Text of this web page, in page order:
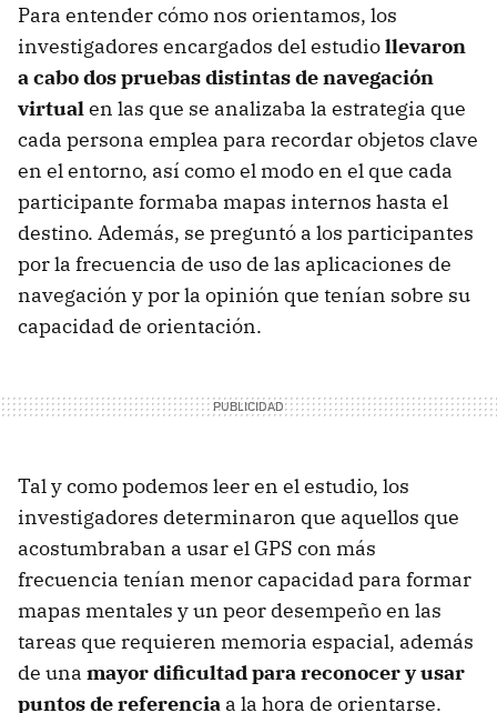
Para entender cómo nos orientamos, los
investigadores encargados del estudiollevaron
a cabo dos pruebas distintas de navegación
virtualen las que se analizaba la estrategia que
cada persona emplea para recordar objetos clave
en el entorno, así como el modo en el que cada
participante formaba mapas internos hasta el
destino. Además, se preguntó a los participantes
por la frecuencia de uso de las aplicaciones de
navegación y por la opinión que tenían sobre su
capacidad de orientación.
Tal y como podemos leer en el estudio, los
investigadores determinaron que aquellos que
acostumbraban a usar el GPS con más
frecuencia tenían menor capacidad para formar
mapas mentales y un peor desempeño en las
tareas que requieren memoria espacial, además
de una mayor dificultad para reconocer y usar
puntos de referencia a la hora de orientarse.